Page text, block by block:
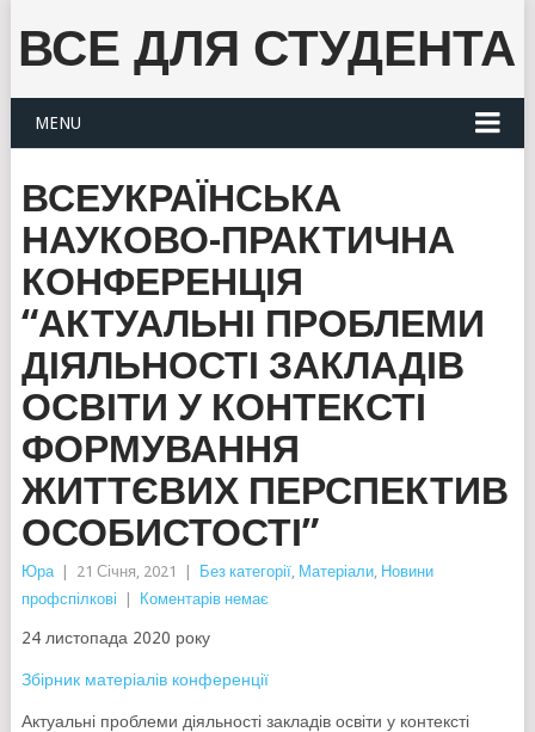
ВСЕ ДЛЯ СТУДЕНТА
MENU
ВСЕУКРАЇНСЬКА
НАУКОВО-ПРАКТИЧНА
КОНФЕРЕНЦІЯ
“АКТУАЛЬНІ ПРОБЛЕМИ
ДІЯЛЬНОСТІ ЗАКЛАДІВ
ОСВІТИ У КОНТЕКСТІ
ФОРМУВАННЯ
ЖИТТЄВИХ ПЕРСПЕКТИВ
ОСОБИСТОСТІ”
Юра 21 Січня, 2021 Без категорії, Матеріали, Новини
профспілкові
Коментарів немає
24 листопада 2020 року
Збірник матеріалів конференції
Актуальні проблеми діяльності закладів освіти у контексті